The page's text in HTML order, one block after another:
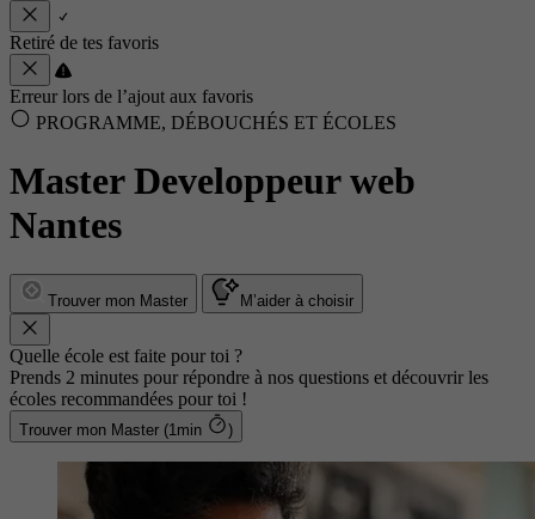
Retiré de tes favoris
Erreur lors de l’ajout aux favoris
PROGRAMME, DÉBOUCHÉS ET ÉCOLES
Master Developpeur web
Nantes
Trouver mon Master M’aider à choisir
Quelle école est faite pour toi ?
Prends 2 minutes pour répondre à nos questions et découvrir les
écoles recommandées pour toi !
Trouver mon Master (1min )